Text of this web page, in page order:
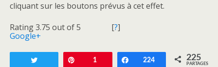
cliquant sur les boutons prévus à cet effet.
Rating 3.75 out of 5
[?]
Google+
Tweetez Enregistrer
1 Partagez
224 225
PARTAGES